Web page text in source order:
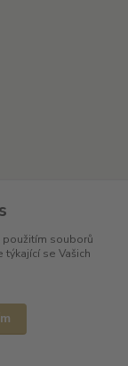
použitím souborů
se Vašich